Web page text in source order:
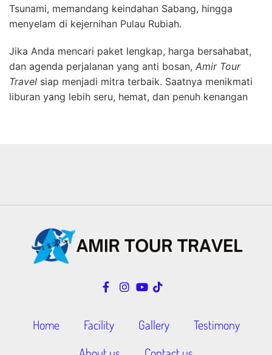
Tsunami, memandang keindahan Sabang, hingga
menyelam di kejernihan Pulau Rubiah.
Jika Anda mencari paket lengkap, harga bersahabat,
dan agenda perjalanan yang anti bosan, Amir Tour
Travel siap menjadi mitra terbaik. Saatnya menikmati
liburan yang lebih seru, hemat, dan penuh kenangan
Home Facility Gallery
Testimony